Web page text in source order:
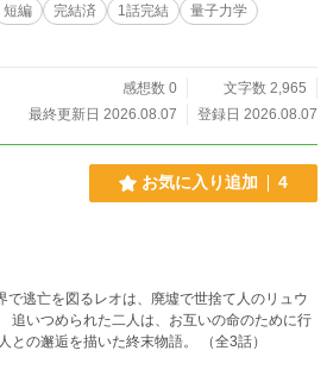
短編 完結済 1話完結
量子力学
感想数 0
文字数 2,965
最終更新日 2026.08.07
登録日 2026.08.07
お気に入り追加 4
で逃亡を図るレオは、廃墟で世捨て人のリュウ
追いつめられた二人は、お互いの命のために行
との邂逅を描いた終末物語。 （全3話）